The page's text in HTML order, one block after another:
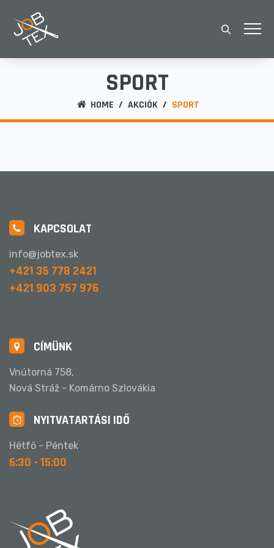
SPORT
HOME /AKCIÓK / SPORT
KAPCSOLAT
info@jobtex.sk
+421 35 778 2421
+421 903 757 976
CÍMÜNK
Vnútorná 758,
Nová Stráž - Komárno Szlovákia
NYITVATARTÁSI IDŐ
Hétfő - Péntek
6:30 - 15:00